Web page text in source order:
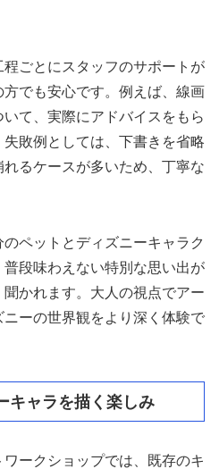
ごとにスタッフのサポートが
でも安心です。例えば、線画
て、実際にアドバイスをもら
敗例としては、下書きを省略
るケースが多いため、丁寧な
ペットとディズニーキャラク
段味わえない特別な思い出が
かれます。大人の視点でアー
ニーの世界観をより深く体験で
キャラを描く楽しみ
ークショップでは、既存のキ